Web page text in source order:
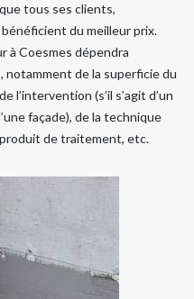
tous ses clients,
du meilleur prix.
à Coesmes dépendra
de la superficie du
l’intervention (s’il s’agit d’un
façade), de la technique
de traitement, etc.